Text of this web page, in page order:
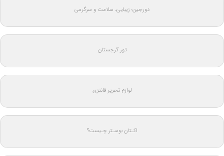
دورجین؛ زیبایی، سلامت و سرگرمی
تور گرجستان
لوازم تحریر فانتزی
اکـتان بوسـتر چـیست؟